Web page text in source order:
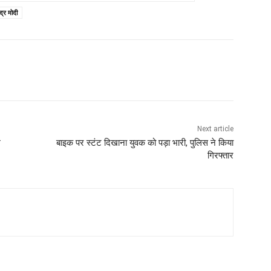
मोदी
Next article
बाइक पर स्टंट दिखाना युवक को पड़ा भारी, पुलिस ने किया
गिरफ्तार